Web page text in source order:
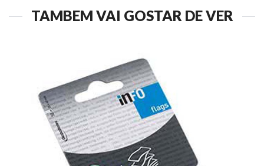
TAMBÉM VAI GOSTAR DE VER